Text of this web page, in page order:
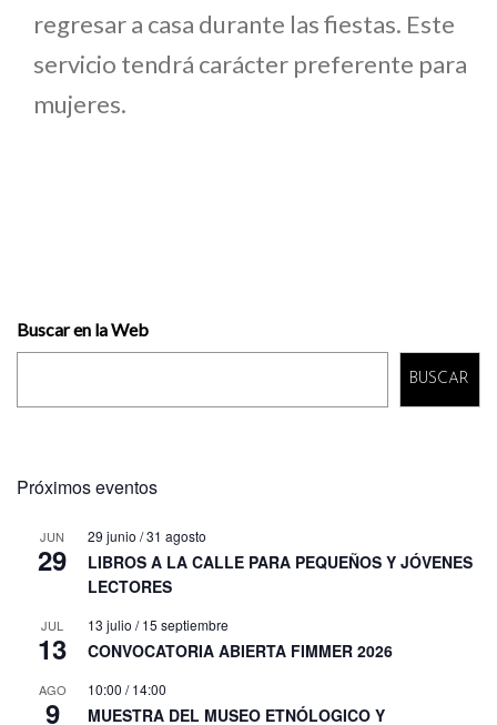
regresar a casa durante las fiestas. Este
servicio tendrá carácter preferente para
mujeres.
Buscar en la Web
BUSCAR
Próximos eventos
JUN
29
29 junio /31 agosto
LIBROS A LA CALLE PARA PEQUEÑOS Y JÓVENES
LECTORES
JUL
13
13 julio /15 septiembre
CONVOCATORIA ABIERTA FIMMER 2026
AGO
9
10:00 /14:00
MUESTRA DEL MUSEO ETNÓLOGICO Y